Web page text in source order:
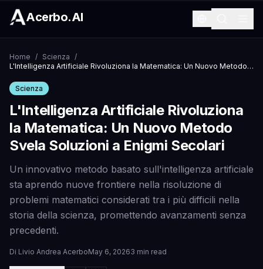
Acerbo.AI
Home / Scienza /
L'Intelligenza Artificiale Rivoluziona la Matematica: Un Nuovo Metodo Svela Soluzioni a Enigmi Secolari
Scienza
L'Intelligenza Artificiale Rivoluziona
la Matematica: Un Nuovo Metodo
Svela Soluzioni a Enigmi Secolari
Un innovativo metodo basato sull'intelligenza artificiale
sta aprendo nuove frontiere nella risoluzione di
problemi matematici considerati tra i più difficili nella
storia della scienza, promettendo avanzamenti senza
precedenti.
Di Livio Andrea AcerboMay 6, 20263 min read